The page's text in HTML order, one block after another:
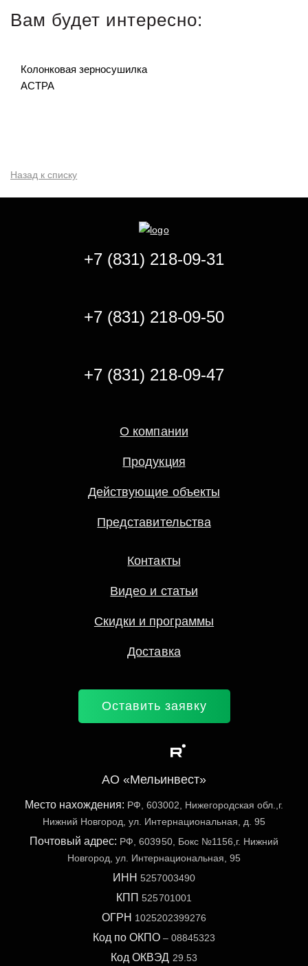
Вам будет интересно:
Колонковая зерносушилка
АСТРА
Назад к списку
+7 (831) 218-09-31
+7 (831) 218-09-50
+7 (831) 218-09-47
О компании
Продукция
Действующие объекты
Представительства
Контакты
Видео и статьи
Скидки и программы
Доставка
Оставить заявку
АО «Мельинвест»
Место нахождения: РФ, 603002, Нижегородская обл.,г.
Нижний Новгород, ул. Интернациональная, д. 95
Почтовый адрес: РФ, 603950, Бокс №1156,г. Нижний
Новгород, ул. Интернациональная, 95
ИНН 5257003490
КПП 525701001
ОГРН 1025202399276
Код по ОКПО – 08845323
Код ОКВЭД 29.53